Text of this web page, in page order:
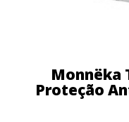
Monnëka
Proteção